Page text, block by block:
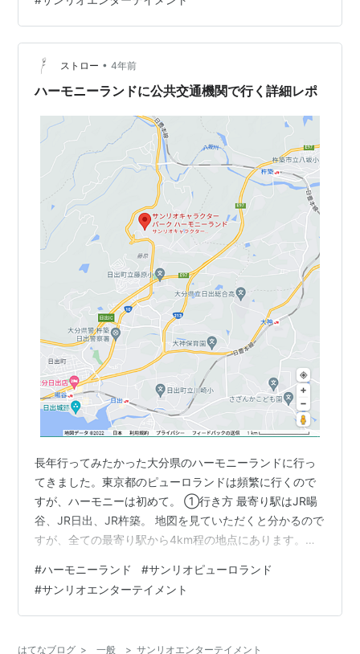
よりもサンリオピューロランドの方に行って良かったと
感じましたので、その理由などについて書いていこうと
思います！ 我が家には二人の娘がいます。 長女は小学四
年生、次女は幼稚園年少です。 長女はある程度大きいの
で問題ないのですが、幼稚園年少さん…
ストロー • 4年前
ハーモニーランドに公共交通機関で行く詳細レポ
長年行ってみたかった大分県のハーモニーランドに行っ
てきました。東京都のピューロランドは頻繁に行くので
すが、ハーモニーは初めて。 ①行き方 最寄り駅はJR暘
谷、JR日出、JR杵築。 地図を見ていただくと分かるので
すが、全ての最寄り駅から4km程の地点にあります。山
円程度らしいので、数人で乗り合わせるならタクシーが
良いかも。バスは片道260円です。 私は最寄り駅からバ
スで行くことにしました。
#ハーモニーランド #サンリオピューロランド
#サンリオエンターテイメント
はてなブログ > 一般 > サンリオエンターテイメント